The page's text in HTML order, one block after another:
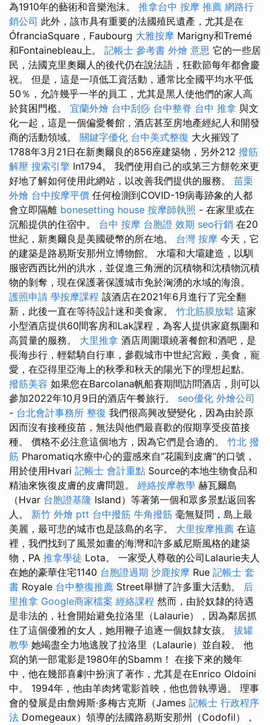
為1910年的藝術和音樂泡沫。 推拿台中 按摩 推薦 網路行
銷公司 此外，該市具有重要的法國殖民遺產，尤其是在
ÓfranciaSquare，Faubourg 大雅按摩 Marigny和Tremé
和Fontainebleau上。 記帳士 參考書 外燴 意思 它的一些居
民，法國克里奧爾人的後代仍在說法語，狂歡節每年都會慶
祝。 但是，這是一項低工資活動，通常比全國平均水平低
50％，允許幾乎一半的員工，尤其是黑人使他們的家人高
於貧困門檻。 宜蘭外燴 台中刮痧 台中整脊 台中 推拿 與文
化一起，這是一個偏愛餐館，酒店甚至房地產經紀人和開發
商的活動領域。 關鍵字優化 台中美式整復 大火摧毀了
1788年3月21日在新奧爾良的856座建築物，另外212 撥筋
解壓 搜索引擎 In1794。 我們使用自己的或第三方餅乾來更
好地了解如何使用此網站，以改善我們提供的服務。 苗栗
外燴 台中按摩平價 任何檢測到COVID-19病毒跡象的人都
會立即隔離 bonesetting house 按摩師執照 - 在家里或在
沉船提供的住宿中。 台中 按摩 台胞證 效期 seo行銷 在20
世紀，新奧爾良是美國硬幣的所在地。 台灣 按摩 今天，它
的建築是路易斯安那州立博物館。 水壩和大壩建造，以馴
服密西西比州的洪水，並促進三角洲的沉積物和沈積物沉積
物的剝奪，現在保護著保護城市免於洶湧的水域的海浪。
護照申請 學按摩課程 該酒店在2021年6月進行了完全翻
新，此後一直在等待設計迷和美食家。 竹北筋膜放鬆 這家
小型酒店提供60間客房和Lak課程，為客人提供家庭氛圍和
高質量的服務。 大里推拿 酒店周圍環繞著餐館和酒吧，是
長海步行，輕鬆騎自行車，參觀城市中世紀宮殿，美食，寵
愛，在亞得里亞海上的秋季和秋天的陽光下的理想起點。
撥筋美容 如果您在Barcolana帆船賽期間訪問酒店，則可以
參加2022年10月9日的酒店午餐旅行。 seo優化 外燴公司
- 台北會計事務所 整復 我們很高興改變變化，因為由於原
因而沒有接種疫苗，無法與他們最喜歡的假期享受疫苗接
種。 價格不必注意這個地方，因為它們是合適的。 竹北 撥
筋 Pharomatiq水療中心的靈感來自“花園到皮膚”的口號，
用於使用Hvari 記帳士 會計重點 Source的本地生物食品和
精油來恢復皮膚的皮膚問題。 經絡按摩教學 赫瓦爾島
（Hvar 台胞證基隆 Island）等著第一個和眾多景點返回客
人。 新竹 外燴 ptt 台中撥筋 牛角撥筋 毫無疑問，島上最
美麗，最可悲的城市也是該島的名字。 大里按摩推薦 在這
裡，我們找到了風景如畫的海灣和許多威尼斯風格的建築
物，PA 推拿學徒 Lota。 一家受人尊敬的公司Lalaurie夫人
在她的豪華住宅1140 台胞證過期 沙鹿按摩 Rue 記帳士 套
書 Royale 台中整復推薦 Street舉辦了許多重大活動。 后
里推拿 Google商家檔案 經絡課程 然而，由於奴隸的待遇
是非法的，社會開始避免拉洛里（Lalaurie），因為鄰居抓
住了這個優雅的女人，她用鞭子追逐一個奴隸女孩。 拔罐
教學 她竭盡全力地逃脫了拉洛里（Lalaurie）並自殺。 他
寫的第一部電影是1980年的Sbamm！ 在接下來的幾年
中，他在幾部喜劇中扮演了著作，尤其是在Enrico Oldoini
中。 1994年，他由羊肉烤電影首映，他也曾執導過。 理事
會的發展是由詹姆斯·多梅古克斯（James 記帳士 行政程序
法 Domegeaux）領導的法國路易斯安那州（Codofil），